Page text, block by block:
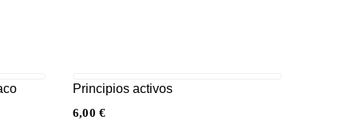
Principios activos
6,00€